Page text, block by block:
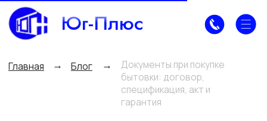
Юг-Плюс
спецификация, акт и
гарантия